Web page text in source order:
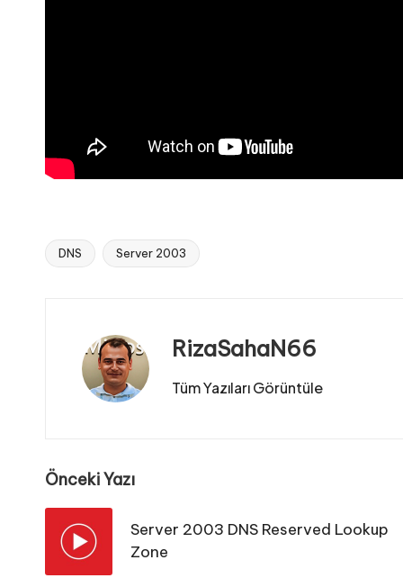
Tags:
DNS Server 2003
RizaSahaN66
Tüm Yazıları Görüntüle
Post
navigation
Önceki Yazı
Server 2003 DNS Reserved Lookup
Zone